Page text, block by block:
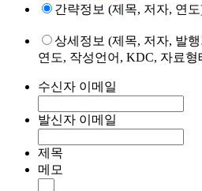
간략정보 (제목, 저자, 연
상세정보 (제목, 저자, 발
연도, 작성언어, KDC, 자료
수신자 이메일
발신자 이메일
제목
메모